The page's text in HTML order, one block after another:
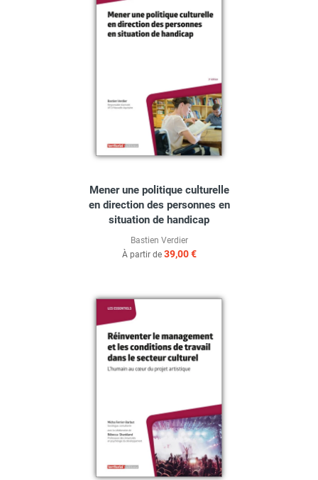
Mener une politique culturelle
en direction des personnes en
situation de handicap
Bastien Verdier
À partir de 39,00 €